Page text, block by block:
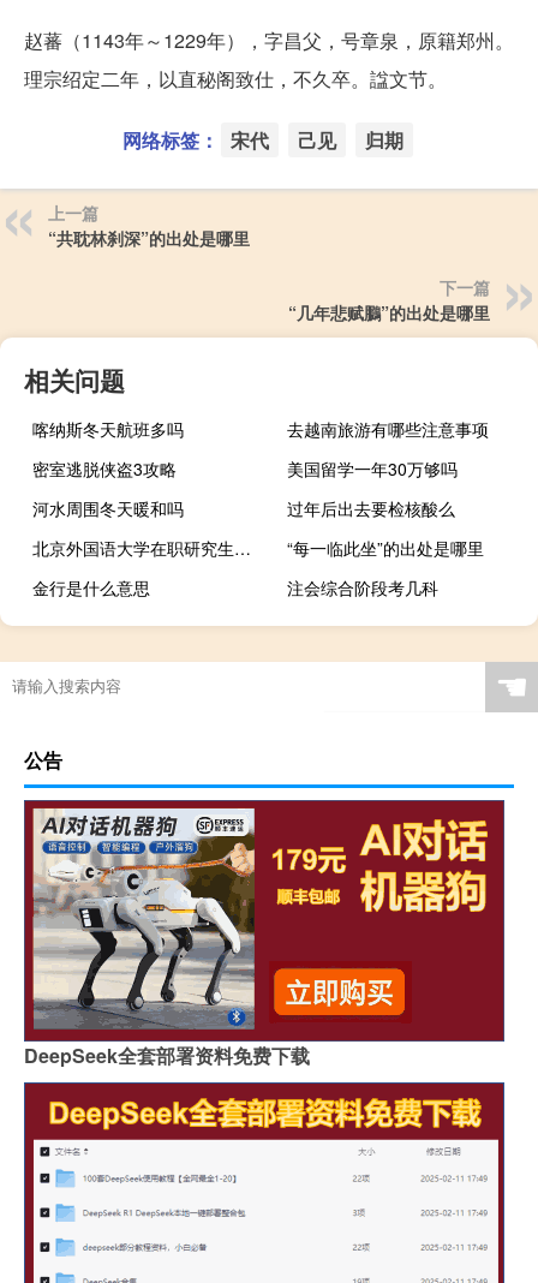
赵蕃（1143年～1229年），字昌父，号章泉，原籍郑州。
理宗绍定二年，以直秘阁致仕，不久卒。諡文节。
网络标签： 宋代 己见 归期
上一篇
“共耽林刹深”的出处是哪里
下一篇
“几年悲赋鵩”的出处是哪里
相关问题
喀纳斯冬天航班多吗
去越南旅游有哪些注意事项
密室逃脱侠盗3攻略
美国留学一年30万够吗
河水周围冬天暖和吗
过年后出去要检核酸么
北京外国语大学在职研究生报名时间及入口
“每一临此坐”的出处是哪里
金行是什么意思
注会综合阶段考几科
☚
公告
DeepSeek全套部署资料免费下载